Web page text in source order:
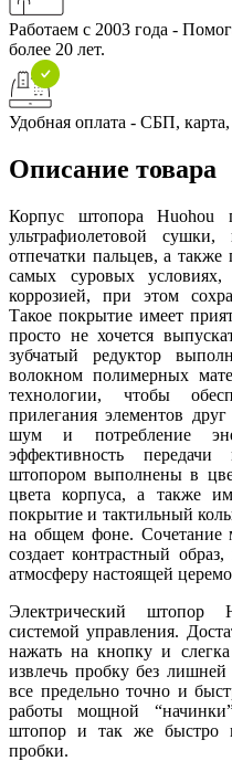
Работаем с 2003 года -
более 20 лет.
Удобная оплата - СБП,
Описание товара
Корпус штопора Huohou
ультрафиолетовой
отпечатки пальцев, а
самых суровых
коррозией, при этом
Такое покрытие имеет
просто не хочется
зубчатый редуктор
волокном полимерных
технологии, чтобы
прилегания элементов
шум и потребление
эффективность
штопором выполнены в
цвета корпуса, а также
покрытие и тактильный
на общем фоне. Сочетание
создает контрастный
атмосферу настоящей
Электрический штопор
системой управления.
нажать на кнопку и
извлечь пробку без
все предельно точно и
работы мощной
штопор и так же быстро
пробки.